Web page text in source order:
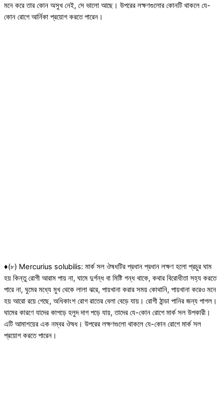
মনে করে তার কোন অসুখ নেই, সে ভালো আছে। উপরের লক্ষণগুলোর কোনটি থাকলে যে-
কোন রোগে আর্নিকা প্রয়োগ করতে পারেন।
♦(৮) Mercurius solubilis: মার্ক সল ঔষধটির প্রধান প্রধান লক্ষণ হলো প্রচুর ঘাম
হয় কিন্তু রোগী আরাম পায় না, ঘামে দুর্গন্ধ বা মিষ্টি গন্ধ থাকে, কথার বিরোধীতা সহ্য করতে
পারে না, ঘুমের মধ্যে মুখ থেকে লালা ঝরে, পায়খানা করার সময় কোথানি, পায়খানা করেও মনে
হয় আরো রয়ে গেছে, অধিকাংশ রোগ রাতের বেলা বেড়ে যায়। রোগী ঠান্ডা পানির জন্য পাগল।
ঘামের কারণে যাদের কাপড়ে হলুদ দাগ পড়ে যায়, তাদের যে-কোন রোগে মার্ক সল উপকারী।
এটি আমাশয়ের এক নম্বর ঔষধ। উপরের লক্ষণগুলো থাকলে যে-কোন রোগে মার্ক সল
প্রয়োগ করতে পারেন।